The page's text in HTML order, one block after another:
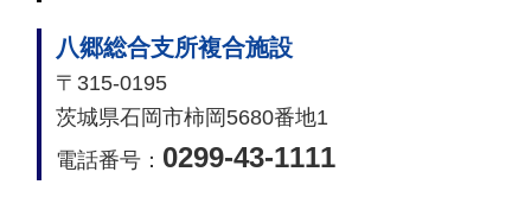
八郷総合支所複合施設
〒315-0195
茨城県石岡市柿岡5680番地1
電話番号： 0299-43-1111